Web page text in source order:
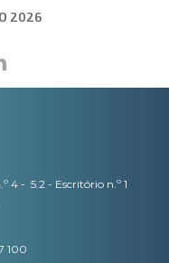
2026
4 - 5.2 - Escritório n.º 1
100